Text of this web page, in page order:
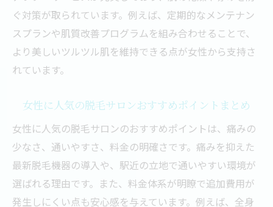
ぐ対策が取られています。例えば、定期的なメンテナン
スプランや肌質改善プログラムを組み合わせることで、
より美しいツルツル肌を維持できる点が女性から支持さ
れています。
女性に人気の脱毛サロンおすすめポイントまとめ
女性に人気の脱毛サロンのおすすめポイントは、痛みの
少なさ、通いやすさ、料金の明確さです。痛みを抑えた
最新脱毛機器の導入や、駅近の立地で通いやすい環境が
選ばれる理由です。また、料金体系が明瞭で追加費用が
発生しにくい点も安心感を与えています。例えば、全身